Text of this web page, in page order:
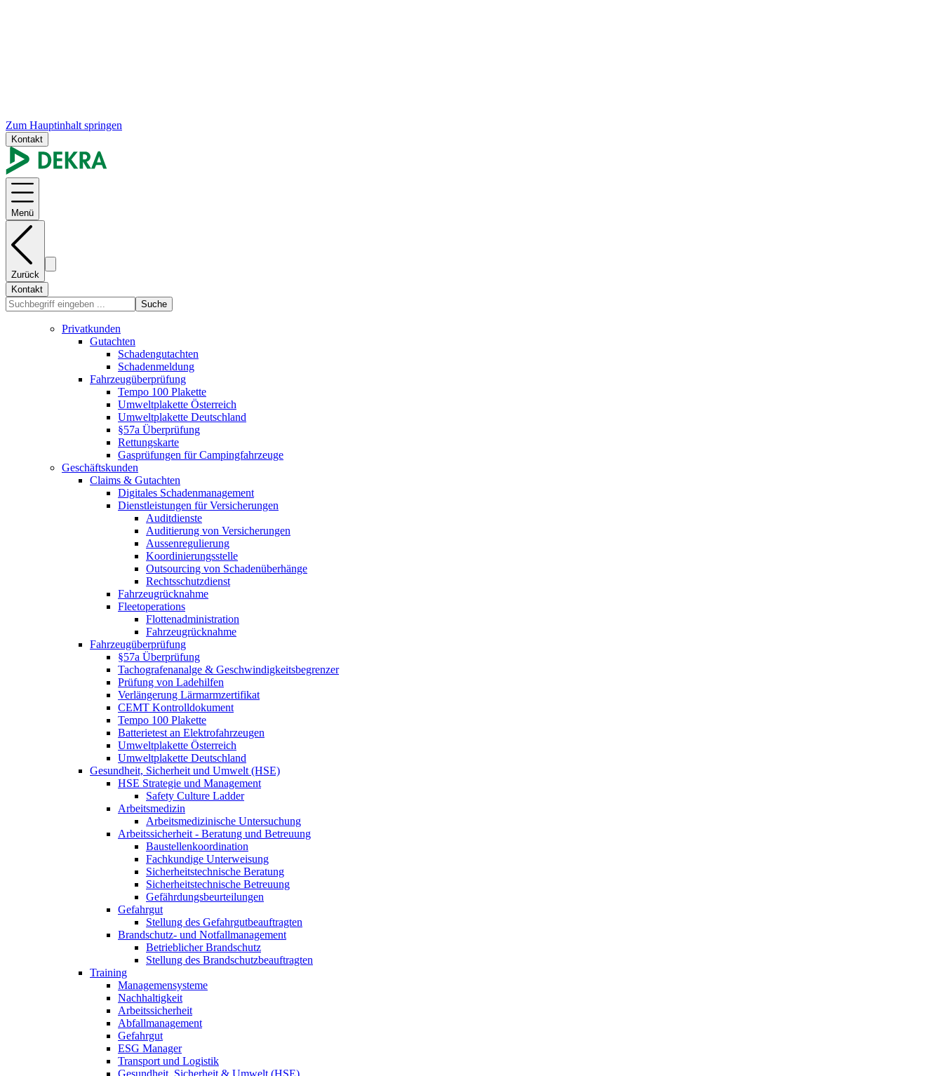
Zum Hauptinhalt springen
Kontakt
Menü
Zurück
Kontakt
Suche
Privatkunden
Gutachten
Schadengutachten
Schadenmeldung
Fahrzeugüberprüfung
Tempo 100 Plakette
Umweltplakette Österreich
Umweltplakette Deutschland
§57a Überprüfung
Rettungskarte
Gasprüfungen für Campingfahrzeuge
Geschäftskunden
Claims & Gutachten
Digitales Schadenmanagement
Dienstleistungen für Versicherungen
Auditdienste
Auditierung von Versicherungen
Aussenregulierung
Koordinierungsstelle
Outsourcing von Schadenüberhänge
Rechtsschutzdienst
Fahrzeugrücknahme
Fleetoperations
Flottenadministration
Fahrzeugrücknahme
Fahrzeugüberprüfung
§57a Überprüfung
Tachografenanalge & Geschwindigkeitsbegrenzer
Prüfung von Ladehilfen
Verlängerung Lärmarmzertifikat
CEMT Kontrolldokument
Tempo 100 Plakette
Batterietest an Elektrofahrzeugen
Umweltplakette Österreich
Umweltplakette Deutschland
Gesundheit, Sicherheit und Umwelt (HSE)
HSE Strategie und Management
Safety Culture Ladder
Arbeitsmedizin
Arbeitsmedizinische Untersuchung
Arbeitssicherheit - Beratung und Betreuung
Baustellenkoordination
Fachkundige Unterweisung
Sicherheitstechnische Beratung
Sicherheitstechnische Betreuung
Gefährdungsbeurteilungen
Gefahrgut
Stellung des Gefahrgutbeauftragten
Brandschutz- und Notfallmanagement
Betrieblicher Brandschutz
Stellung des Brandschutzbeauftragten
Training
Managemensysteme
Nachhaltigkeit
Arbeitssicherheit
Abfallmanagement
Gefahrgut
ESG Manager
Transport und Logistik
Gesundheit, Sicherheit & Umwelt (HSE)